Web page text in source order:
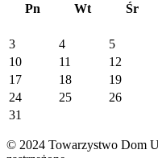
Pn
Wt Śr
3
4 5
10
11 12
17
18 19
24
25 26
31
© 2024 Towarzystwo Dom